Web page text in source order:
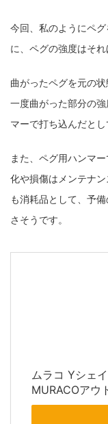
今回、私のようにペ
に、ペグの強度はそれ
曲がったペグを元の
一度曲がった部分の
マーで打ち込んだとし
また、ペグ用ハンマ
化や損傷はメンテナ
も消耗品として、予
さそうです。
ムラコ Yシェ
MURACOアウ